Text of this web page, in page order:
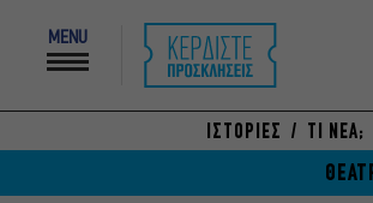
MENU
ΙΣΤΟΡΙΕΣ ΤΙ ΝΕΑ;